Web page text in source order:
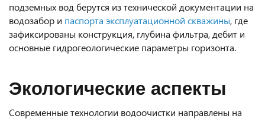
подземных вод берутся из технической документации на
водозабор и паспорта эксплуатационной скважины, где
зафиксированы конструкция, глубина фильтра, дебит и
основные гидрогеологические параметры горизонта.
Экологические аспекты
Современные технологии водоочистки направлены на